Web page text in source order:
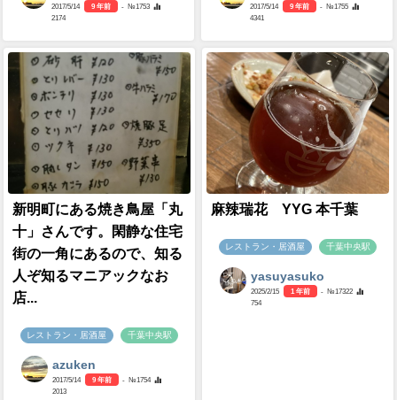
2017/5/14 9 年前
- №1753
2174
2017/5/14 9 年前
- №1755
4341
新明町にある焼き鳥屋「丸
十」さんです。閑静な住宅
街の一角にあるので、知る
人ぞ知るマニアックなお
店...
レストラン・居酒屋 千葉中央駅
azuken
2017/5/14 9 年前
- №1754
2013
麻辣瑞花 YYG 本千葉
レストラン・居酒屋 千葉中央駅
yasuyasuko
2025/2/15 1 年前
- №17322
754